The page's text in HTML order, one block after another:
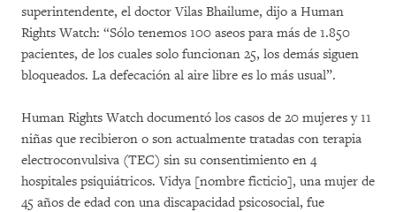
superintendente, el doctor Vilas Bhailume, dijo a Human
Rights Watch: “Sólo tenemos 100 aseos para más de 1.850
pacientes, de los cuales solo funcionan 25, los demás siguen
bloqueados. La defecación al aire libre es lo más usual”.
Human Rights Watch documentó los casos de 20 mujeres y 11
niñas que recibieron o son actualmente tratadas con terapia
electroconvulsiva (TEC) sin su consentimiento en 4
hospitales psiquiátricos. Vidya [nombre ficticio], una mujer de
45 años de edad con una discapacidad psicosocial, fue